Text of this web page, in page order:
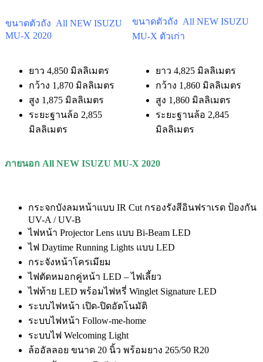
ขนาดตัวถัง All NEW ISUZU
MU-X 2020
ขนาดตัวถัง All NEW ISUZU
MU-X ตัวเก่า
ยาว 4,850 มิลลิเมตร
กว้าง 1,870 มิลลิเมตร
สูง 1,875 มิลลิเมตร
ระยะฐานล้อ 2,855
มิลลิเมตร
ยาว 4,825 มิลลิเมตร
กว้าง 1,860 มิลลิเมตร
สูง 1,860 มิลลิเมตร
ระยะฐานล้อ 2,845
มิลลิเมตร
ภายนอก All NEW ISUZU MU-X 2020
กระจกบังลมหน้าแบบ IR Cut กรองรังสีอินฟราเรด ป้องกัน
UV-A / UV-B
ไฟหน้า Projector Lens แบบ Bi-Beam LED
ไฟ Daytime Running Lights แบบ LED
กระจังหน้าโครเมียม
ไฟตัดหมอกคู่หน้า LED – ไฟเลี้ยว
ไฟท้าย LED พร้อมไฟหรี่ Winglet Signature LED
ระบบไฟหน้า เปิด-ปิดอัตโนมัติ
ระบบไฟหน้า Follow-me-home
ระบบไฟ Welcoming Light
ล้ออัลลอย ขนาด 20 นิ้ว พร้อมยาง 265/50 R20